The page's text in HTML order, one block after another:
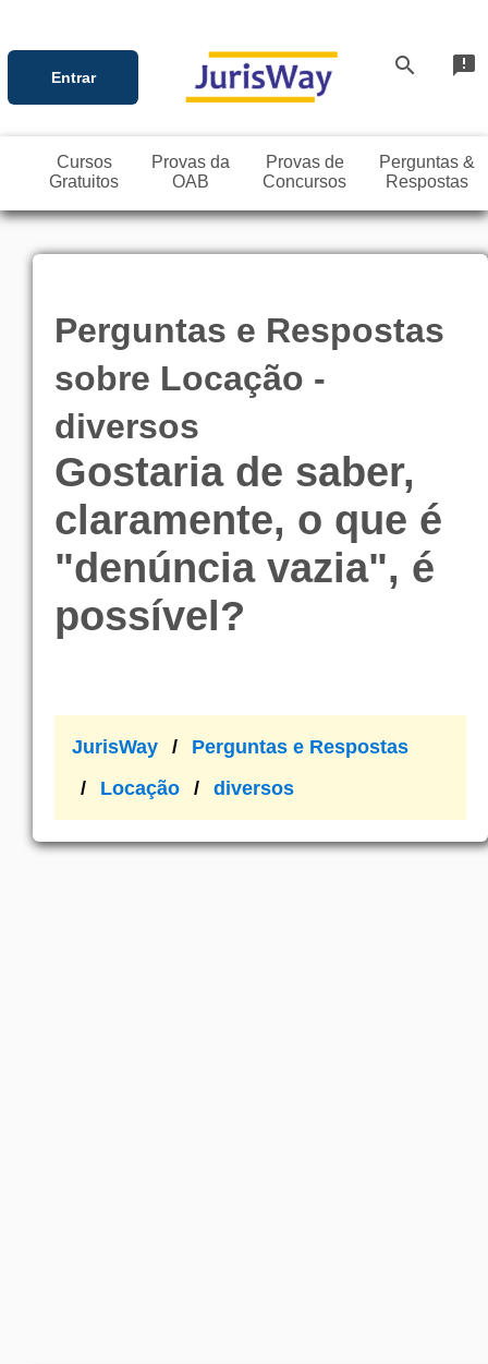
Entrar search announcement
Cursos
Gratuitos
Provas da
OAB
Provas de
Concursos
Perguntas &
Respostas
Perguntas e Respostas
sobre Locação -
diversos
Gostaria de saber,
claramente, o que é
"denúncia vazia", é
possível?
JurisWay
Perguntas e Respostas
Locação
diversos